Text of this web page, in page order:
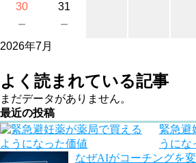
30
－
31
－
2026年7月
よく読まれている記事
まだデータがありません。
最近の投稿
緊急避
うにな
なぜAIがコーチングを